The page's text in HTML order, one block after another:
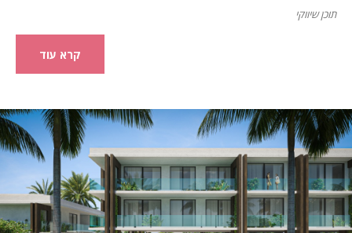
תוכן שיווקי
קרא עוד